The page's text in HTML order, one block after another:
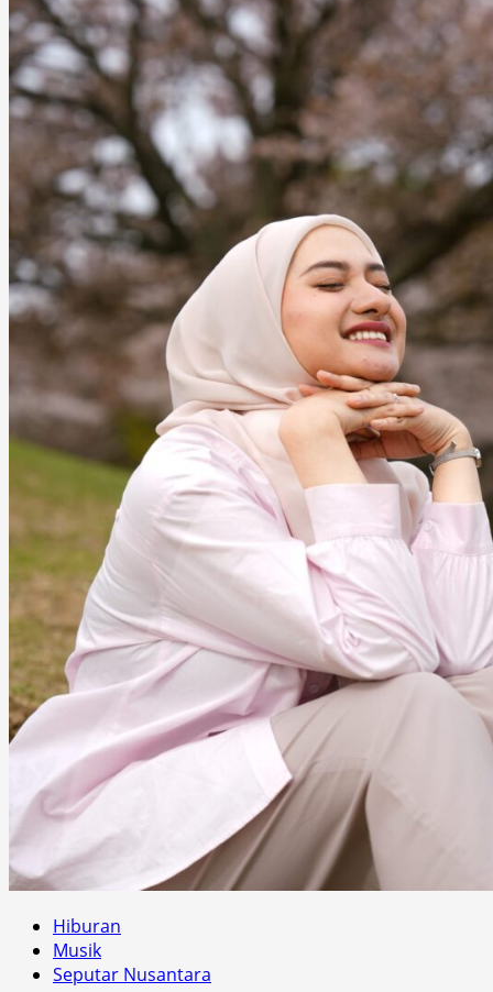
Hiburan
Musik
Seputar Nusantara